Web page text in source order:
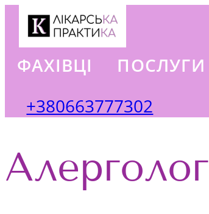
ФАХІВЦІ ПОСЛУГИ
+380663777302
Алерголог